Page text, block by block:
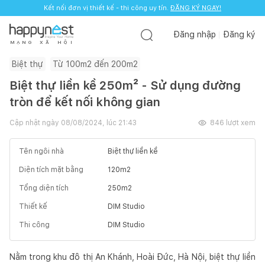
Kết nối đơn vị thiết kế - thi công uy tín. ĐĂNG KÝ NGAY!
M Ạ N G X Ã H Ộ I
Đăng nhập Đăng ký
Biệt thự Từ 100m2 đến 200m2
Biệt thự liền kề 250m² - Sử dụng đường
tròn để kết nối không gian
Cập nhật ngày 08/08/2024, lúc 21:43 846 lượt xem
Tên ngôi nhà Biệt thự liền kề
Diện tích mặt bằng 120m2
Tổng diện tích 250m2
Thiết kế DIM Studio
Thi công DIM Studio
Nằm trong khu đô thị An Khánh, Hoài Đức, Hà Nội, biệt thự liền